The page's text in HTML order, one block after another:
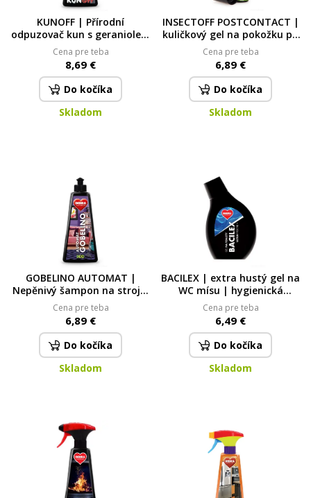
KUNOFF | Přírodní
odpuzovač kun s geraniolem
| účinná ochrana motoru &
půdy | 500 ml
Cena pre teba
8,69 €
Do kočíka
Skladom
INSECTOFF POSTCONTACT |
kuličkový gel na pokožku po
bodnutí hmyzem
Cena pre teba
6,89 €
Do kočíka
Skladom
GOBELINO AUTOMAT |
Nepěnivý šampon na strojní
čištění koberců a čalounění
500 ml
Cena pre teba
6,89 €
Do kočíka
Skladom
BACILEX | extra hustý gel na
WC mísu | hygienická
čistota bez chlóru | 500 ml
Cena pre teba
6,49 €
Do kočíka
Skladom